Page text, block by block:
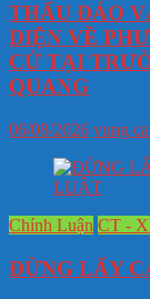
THẤU ĐÁO
DIỆN VỀ
CỬ TẠI
QUANG
06/08/2026 vung
Chính Luận CT -
ĐỪNG LẤY